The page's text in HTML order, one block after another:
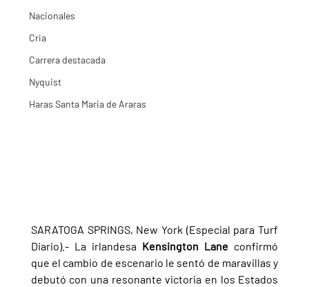
Nacionales
Cria
Carrera destacada
Nyquist
Haras Santa Maria de Araras
SARATOGA SPRINGS, New York (Especial para Turf
Diario).- La irlandesa Kensington Lane confirmó
que el cambio de escenario le sentó de maravillas y
debutó con una resonante victoria en los Estados